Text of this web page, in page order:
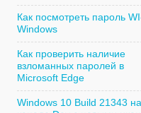
Как посмотреть пароль
Windows
Как проверить наличие
взломанных паролей в
Microsoft Edge
Windows 10 Build 21343 на